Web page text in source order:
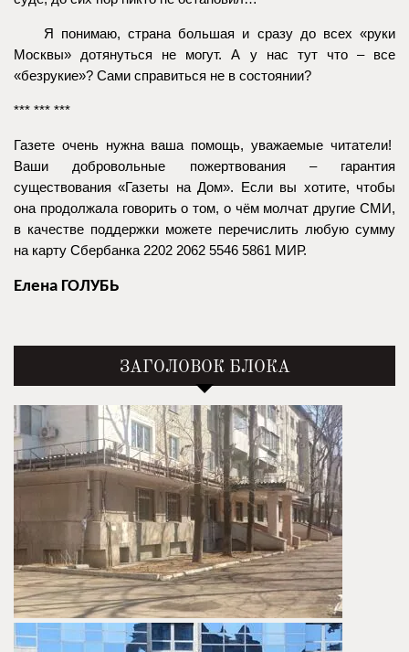
Я понимаю, страна большая и сразу до всех «руки
Москвы» дотянуться не могут. А у нас тут что – все
«безрукие»? Сами справиться не в состоянии?
*** *** ***
Газете очень нужна ваша помощь, уважаемые читатели!
Ваши добровольные пожертвования – гарантия
существования «Газеты на Дом». Если вы хотите, чтобы
она продолжала говорить о том, о чём молчат другие СМИ,
в качестве поддержки можете перечислить любую сумму
на карту Сбербанка 2202 2062 5546 5861 МИР.
Елена ГОЛУБЬ
ЗАГОЛОВОК БЛОКА